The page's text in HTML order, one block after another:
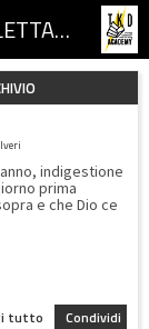
ASSOCIAZIONE SPORTIVA DILETTANTISTICA TKD ACADEMY
indigestione
prima
e che Dio ce
tutto Condividi